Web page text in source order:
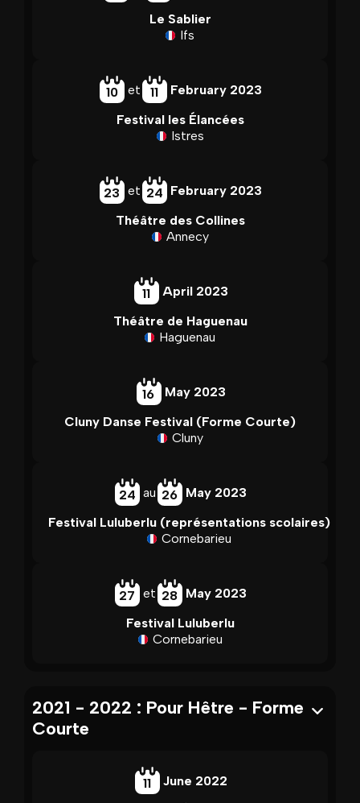
Le Sablier
Ifs
10 et 11
February 2023
Festival les Élancées
Istres
23 et 24 February 2023
Théâtre des Collines
Annecy
11
April 2023
Théâtre de Haguenau
Haguenau
16
May 2023
Cluny Danse Festival (Forme Courte)
Cluny
24 au 26 May 2023
Festival Luluberlu (représentations scolaires)
Cornebarieu
27 et 28 May 2023
Festival Luluberlu
Cornebarieu
2021 - 2022 : Pour Hêtre - Forme
Courte
11
June 2022